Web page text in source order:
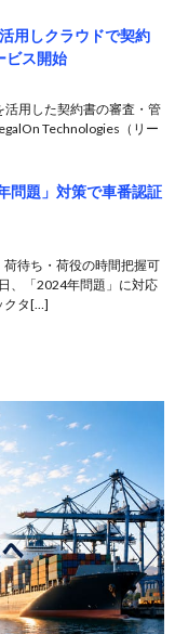
用しクラウドで契約
ビス開始
活用した契約書の審査・管
Technologies（リー
問題」対策で車番認証
待ち・荷役の時間把握可
、「2024年問題」に対応
クタ[…]